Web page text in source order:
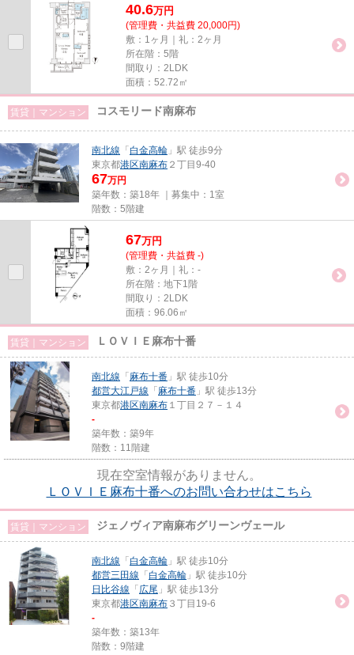
40.6万円
(管理費・共益費 20,000円)
敷：1ヶ月｜礼：2ヶ月
所在階：5階
間取り：2LDK
面積：52.72㎡
賃貸｜マンション コスモリード南麻布
南北線 「 白金高輪 」駅 徒歩9分
東京都港区南麻布 ２丁目9-40
67万円
築年数：築18年 ｜募集中： 1室
階数：5階建
67万円
(管理費・共益費 -)
敷：2ヶ月｜礼：-
所在階：地下1階
間取り：2LDK
面積：96.06㎡
賃貸｜マンション ＬＯＶＩＥ麻布十番
南北線 「 麻布十番 」駅 徒歩10分
都営大江戸線 「 麻布十番 」駅 徒歩13分
東京都港区南麻布 １丁目２７－１４
-
築年数：築9年
階数：11階建
現在空室情報がありません。
ＬＯＶＩＥ麻布十番へのお問い合わせはこちら
賃貸｜マンション ジェノヴィア南麻布グリーンヴェール
南北線 「 白金高輪 」駅 徒歩10分
都営三田線 「 白金高輪 」駅 徒歩10分
日比谷線 「 広尾 」駅 徒歩13分
東京都港区南麻布 ３丁目19-6
-
築年数：築13年
階数：9階建